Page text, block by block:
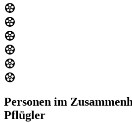
Personen im
Pflügler